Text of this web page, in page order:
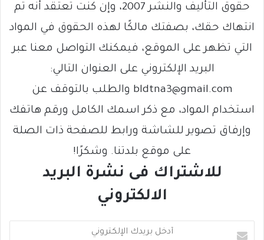
حقوق التأليف والنشر 2007، وإن كنت تعتقد أنه تم
انتهاك حقك، بصفتك مالكًا لهذه الحقوق في المواد
التي تظهر على الموقع، فيمكنك التواصل معنا عبر
البريد الإلكتروني على العنوان التالي:
bldtna3@gmail.com والطلب بالتوقف عن
استخدام المواد، مع ذكر اسمك الكامل ورقم هاتفك
وإرفاق تصوير للشاشة ورابط للصفحة ذات الصلة
على موقع بلدتنا. وشكرًا!
للاشتراك فى نشرة البريد
الالكتروني